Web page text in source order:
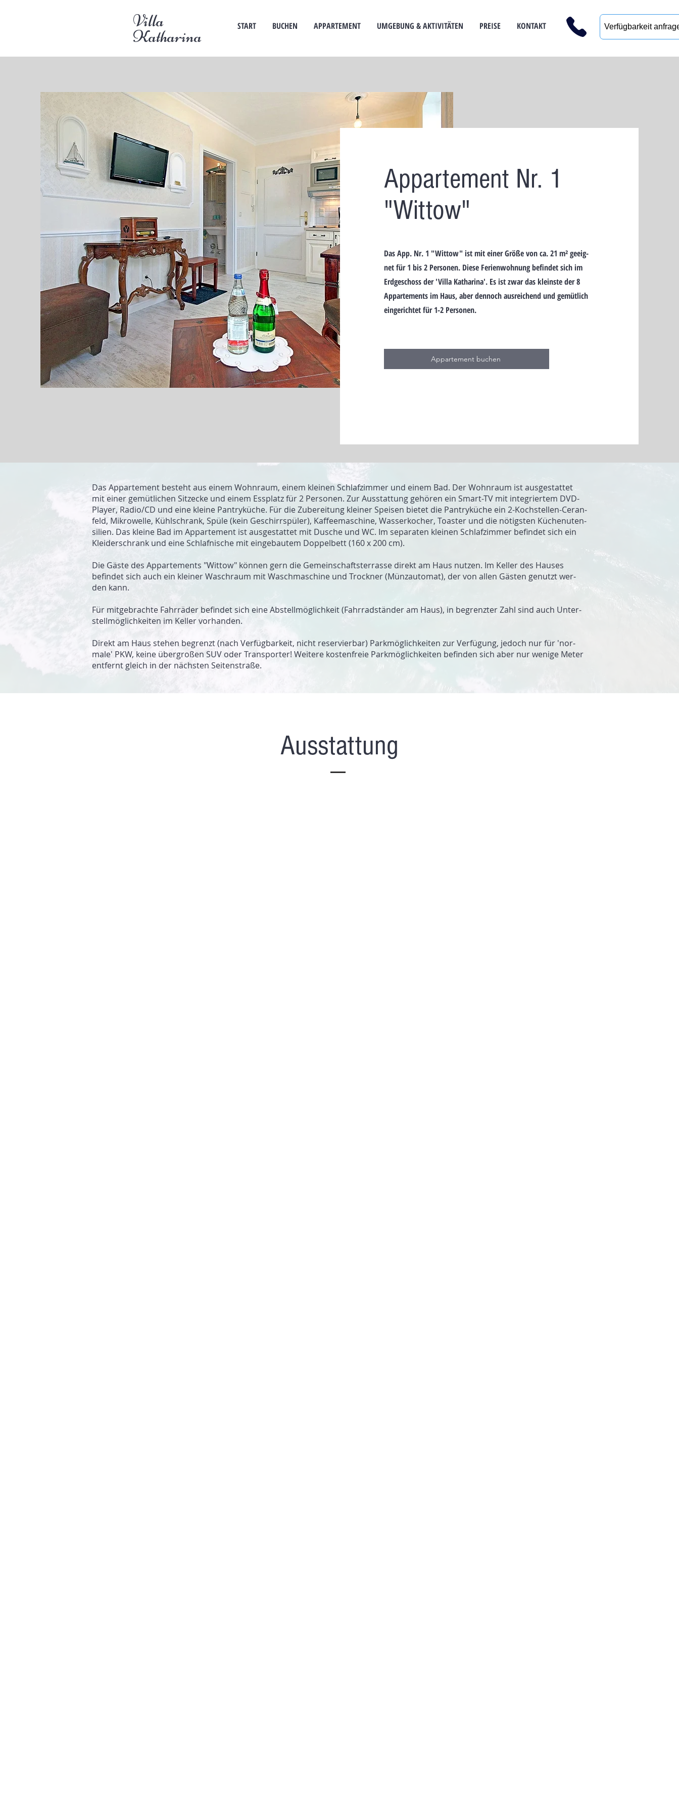
Villa
Katharina START BUCHEN APPARTEMENT UMGEBUNG & AKTIVITÄTEN PREISE KONTAKT Verfügbarkeit
Appartement Nr. 1
"Wittow"
Das App. Nr. 1 "Wittow" ist mit ei­ner Grö­ße von ca. 21 m² ge­eig­
net für 1 bis 2 Per­so­nen. Diese Ferien­wohnung be­fin­det sich im
Erd­ge­schoss der 'Villa Katha­rina'. Es ist zwar das klein­ste der 8
Appar­te­ments im Haus, aber den­noch aus­rei­chend und ge­müt­lich
ein­gerich­tet für 1-2 Per­so­nen.
Appartement buchen
Das Appartement be­steht aus einem Wohn­raum, ei­nem klei­nen Schlaf­zim­mer und ei­nem Bad. Der Wohn­raum ist aus­ge­stattet
mit ei­ner ge­mütli­chen Sitz­ecke und ei­nem Ess­platz für 2 Per­so­nen. Zur Aus­stattung ge­hö­ren ein Smart-TV mit inte­grier­tem DVD-
Play­er, Radio/CD und ei­ne klei­ne Pan­try­küche. Für die Zube­rei­tung klei­ner Spei­sen bie­tet die Pantry­küche ein 2-Koch­stellen-Ceran­
feld, Mikro­welle, Kühl­schrank, Spüle (kein Geschirrspüler), Kaffee­ma­schine, Wasser­kocher, Toas­ter und die nö­tigs­ten Küchen­uten­
silien. Das klei­ne Bad im Appar­te­ment ist aus­gestattet mit Du­sche und WC. Im sepa­ra­ten klei­nen Schlaf­zimmer befin­det sich ein
Klei­derschrank und eine Schlaf­nische mit ein­gebau­tem Doppel­bett (160 x 200 cm).
Die Gäste des Appar­te­ments "Wittow" kön­nen gern die Gemein­schafts­terrasse di­rekt am Haus nut­zen. Im Keller des Hau­ses
befin­det sich auch ein klei­ner Wasch­raum mit Wasch­ma­schine und Trock­ner (Münz­auto­mat), der von allen Gästen ge­nutzt wer­
den kann.
Für mit­ge­brachte Fahr­rä­der be­fin­det sich eine Ab­stell­mög­lich­keit (Fahrrad­stän­der am Haus), in be­grenz­ter Zahl sind auch Unter­
stell­möglich­kei­ten im Keller vor­han­den.
Di­rekt am Haus ste­hen be­grenzt (nach Verfügbarkeit, nicht re­ser­vier­bar) Park­mög­lich­kei­ten zur Ver­fü­gung, je­doch nur für 'nor­
male' PKW, keine über­großen SUV oder Trans­por­ter! Wei­tere kosten­freie Park­mög­lich­kei­ten be­fin­den sich aber nur wenige Meter
ent­fernt gleich in der nächsten Sei­ten­straße.
Ausstattung